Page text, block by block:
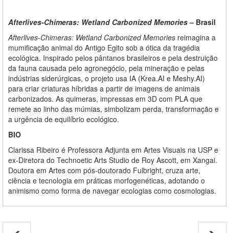
Afterlives-Chimeras: Wetland Carbonized Memories– Brasil
Afterlives-Chimeras: Wetland Carbonized Memories reimagina a
mumificação animal do Antigo Egito sob a ótica da tragédia
ecológica. Inspirado pelos pântanos brasileiros e pela destruição
da fauna causada pelo agronegócio, pela mineração e pelas
indústrias siderúrgicas, o projeto usa IA (Krea.AI e Meshy.AI)
para criar criaturas híbridas a partir de imagens de animais
carbonizados. As quimeras, impressas em 3D com PLA que
remete ao linho das múmias, simbolizam perda, transformação e
a urgência de equilíbrio ecológico.
BIO
Clarissa Ribeiro é Professora Adjunta em Artes Visuais na USP e
ex-Diretora do Technoetic Arts Studio de Roy Ascott, em Xangai.
Doutora em Artes com pós-doutorado Fulbright, cruza arte,
ciência e tecnologia em práticas morfogenéticas, adotando o
animismo como forma de navegar ecologias como cosmologias.